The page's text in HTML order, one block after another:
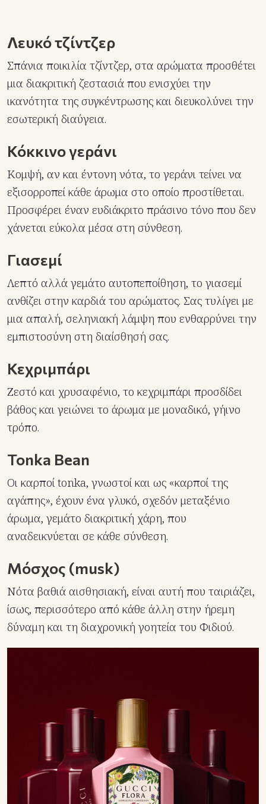
Λευκό τζίντζερ
Σπάνια ποικιλία τζίντζερ, στα αρώματα προσθέτει
μια διακριτική ζεστασιά που ενισχύει την
ικανότητα της συγκέντρωσης και διευκολύνει την
εσωτερική διαύγεια.
Κόκκινο γεράνι
Κομψή, αν και έντονη νότα, το γεράνι τείνει να
εξισορροπεί κάθε άρωμα στο οποίο προστίθεται.
Προσφέρει έναν ευδιάκριτο πράσινο τόνο που δεν
χάνεται εύκολα μέσα στη σύνθεση.
Γιασεμί
Λεπτό αλλά γεμάτο αυτοπεποίθηση, το γιασεμί
ανθίζει στην καρδιά του αρώματος. Σας τυλίγει με
μια απαλή, σεληνιακή λάμψη που ενθαρρύνει την
εμπιστοσύνη στη διαίσθησή σας.
Κεχριμπάρι
Ζεστό και χρυσαφένιο, το κεχριμπάρι προσδίδει
βάθος και γειώνει το άρωμα με μοναδικό, γήινο
τρόπο.
Tonka Bean
Οι καρποί tonka, γνωστοί και ως «καρποί της
αγάπης», έχουν ένα γλυκό, σχεδόν μεταξένιο
άρωμα, γεμάτο διακριτική χάρη, που
αναδεικνύεται σε κάθε σύνθεση.
Μόσχος (musk)
Νότα βαθιά αισθησιακή, είναι αυτή που ταιριάζει,
ίσως, περισσότερο από κάθε άλλη στην ήρεμη
δύναμη και τη διαχρονική γοητεία του Φιδιού.